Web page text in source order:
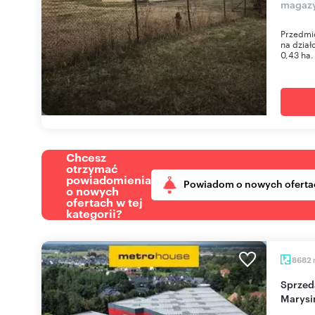
na
0,43
Chcesz
otrzymać
powiadomienia
o nowych
ofertach w tej
kategorii?
Powiadom o nowych
8682
Sprzedam nowoczesny magazyn 8 682 m² w